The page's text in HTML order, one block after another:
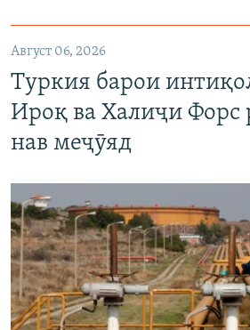
Август 06, 2026
Туркия барои
Ироқ ва Халиҷи Форс
нав меҷӯяд